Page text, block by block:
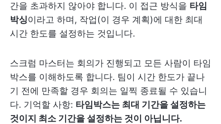
간을 초과하지 않아야 합니다. 이 접근 방식을 타임
박싱이라고 하며, 작업(이 경우 계획)에 대한 최대
시간 한도를 설정하는 것입니다.
스크럼 마스터는 회의가 진행되고 모든 사람이 타임
박스를 이해하도록 합니다. 팀이 시간 한도가 끝나
기 전에 만족할 경우 회의는 일찍 종료될 수 있습니
다. 기억할 사항: 타임박스는 최대 기간을 설정하는
것이지 최소 기간을 설정하는 것이 아닙니다.